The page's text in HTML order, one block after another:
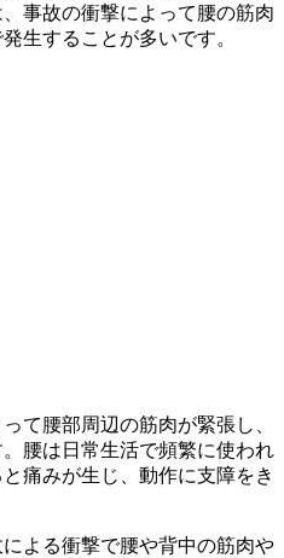
事故の衝撃によって腰の筋肉
生することが多いです。
て腰部周辺の筋肉が緊張し、
腰は日常生活で頻繁に使われ
痛みが生じ、動作に支障をき
よる衝撃で腰や背中の筋肉や